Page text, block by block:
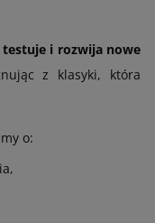
i rozwija nowe
z klasyki, która
o: